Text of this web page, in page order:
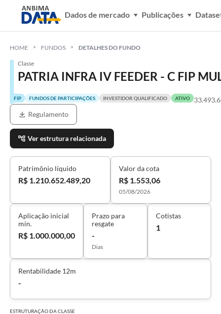
Dados de mercado Publicações
HOME FUNDOS DETALHES DO FUNDO
Classe
PATRIA INFRA IV FEEDER - C FIP
FIP FUNDOS DE PARTICIPAÇÕES INVESTIDOR QUALIFICADO ATIVO
Regulamento
Ver estrutura relacionada
Patrimônio líquido
R$ 1.210.652.489,20
Valor da cota
R$ 1.553,06
05/08/2026
Aplicação inicial
mín.
R$ 1.000.000,00
Prazo para
resgate
-
Dias
Cotistas
1
Rentabilidade 12m
-
ESTRUTURAÇÃO DACLASSE